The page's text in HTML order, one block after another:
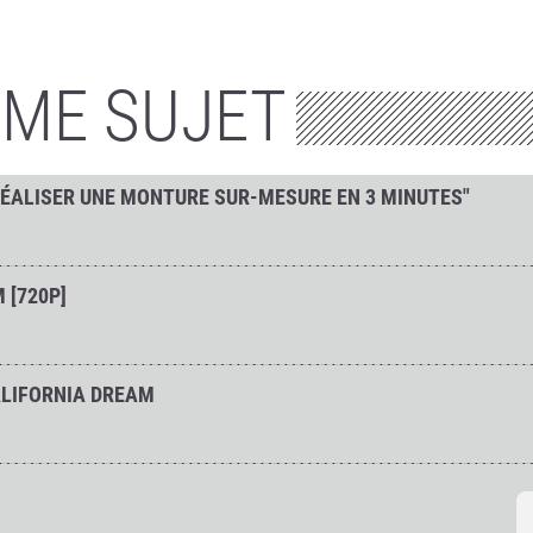
SUJET
UNE MONTURE SUR-MESURE EN 3 MINUTES"
[720P]
DREAM